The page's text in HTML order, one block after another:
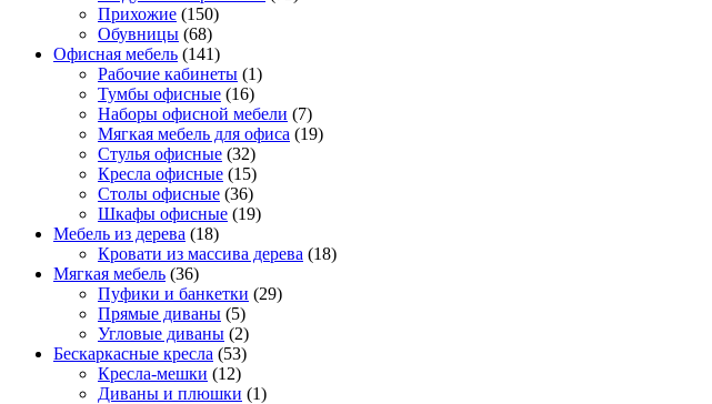
Прихожие (150)
Обувницы (68)
Офисная мебель (141)
Рабочие кабинеты (1)
Тумбы офисные (16)
Наборы офисной мебели (7)
Мягкая мебель для офиса (19)
Стулья офисные (32)
Кресла офисные (15)
Столы офисные (36)
Шкафы офисные (19)
Мебель из дерева (18)
Кровати из массива дерева (18)
Мягкая мебель (36)
Пуфики и банкетки (29)
Прямые диваны (5)
Угловые диваны (2)
Бескаркасные кресла (53)
Кресла-мешки (12)
Диваны и плюшки (1)